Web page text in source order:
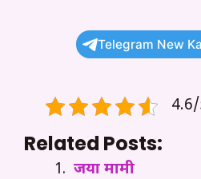
Telegram New
Related Posts:
जया मामी